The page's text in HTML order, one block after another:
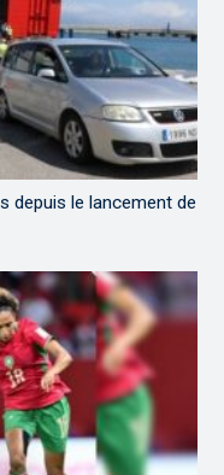
depuis le lancement de